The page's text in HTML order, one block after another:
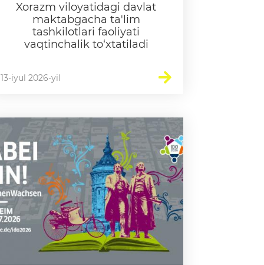
Xorazm viloyatidagi davlat
maktabgacha ta'lim
tashkilotlari faoliyati
vaqtinchalik to‘xtatiladi
13-iyul 2026-yil